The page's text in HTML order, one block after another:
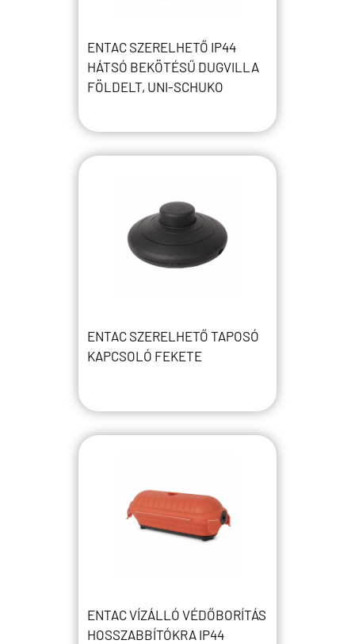
ENTAC SZERELHETŐ IP44
HÁTSÓ BEKÖTÉSŰ DUGVILLA
FÖLDELT, UNI-SCHUKO
ENTAC SZERELHETŐ TAPOSÓ
KAPCSOLÓ FEKETE
ENTAC VÍZÁLLÓ VÉDŐBORÍTÁS
HOSSZABBÍTÓKRA IP44